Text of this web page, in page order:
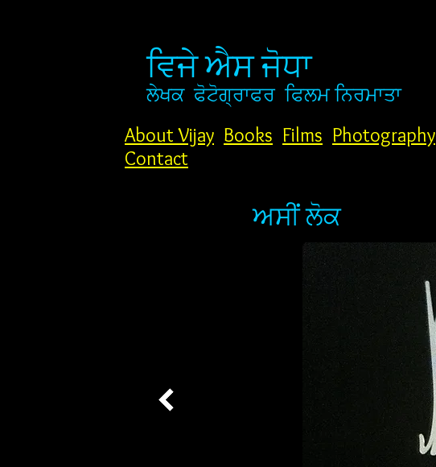
ਵਿਜੇ ਐਸ ਜੋਧਾ
ਲੇਖਕ ਫੋਟੋਗ੍ਰਾਫਰ ਫਿਲਮ ਨਿਰਮਾਤਾ
About Vijay Books Films Photography
Contact
ਅਸੀਂ ਲੋਕ